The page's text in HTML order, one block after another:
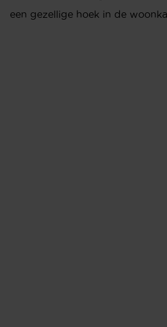
een gezellige hoek in de